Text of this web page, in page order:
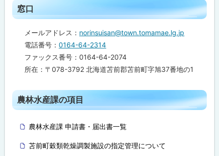
農
林
ト
ッ
窓口
メールアドレス： norinsuisan@town.tomamae.lg.jp
電話番号：0164-64-2314
ファックス番号：0164-64-2074
所在：〒078-3792 北海道苫前郡苫前町字旭37番地の1
ト
ッ
農林水産課の項目
農林水産課 申請書・届出書一覧
苫前町穀類乾燥調製施設の指定管理について